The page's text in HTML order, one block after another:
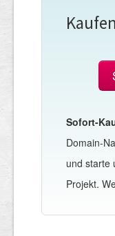
Sofort-
Domain-
und starte
Projekt.